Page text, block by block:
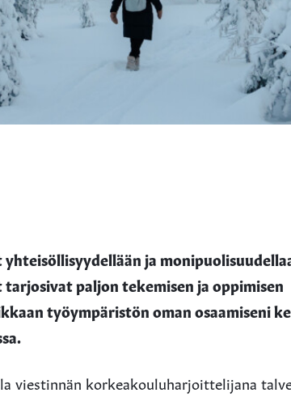
ja
paljon tekemisen ja oppimisen
työympäristön oman osaamiseni
viestinnän korkeakouluharjoittelijana